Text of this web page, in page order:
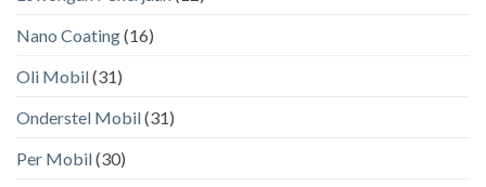
Nano Coating(16)
Oli Mobil(31)
Onderstel Mobil(31)
Per Mobil(30)